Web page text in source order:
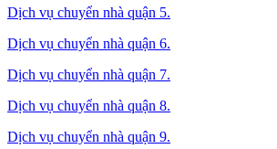
Dịch vụ chuyển nhà quận 5.
Dịch vụ chuyển nhà quận 6.
Dịch vụ chuyển nhà quận 7.
Dịch vụ chuyển nhà quận 8.
Dịch vụ chuyển nhà quận 9.